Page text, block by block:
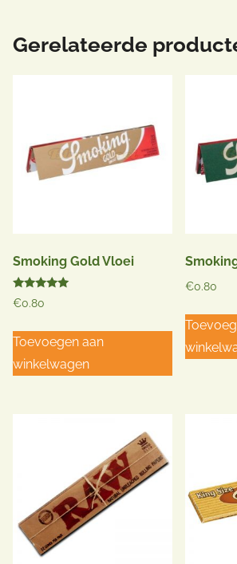
Gerelateerde
Smoking Gold Vloei
Gewaardeerd
5.00
€0.80
Toevoegen aan
winkelwagen
€0.80